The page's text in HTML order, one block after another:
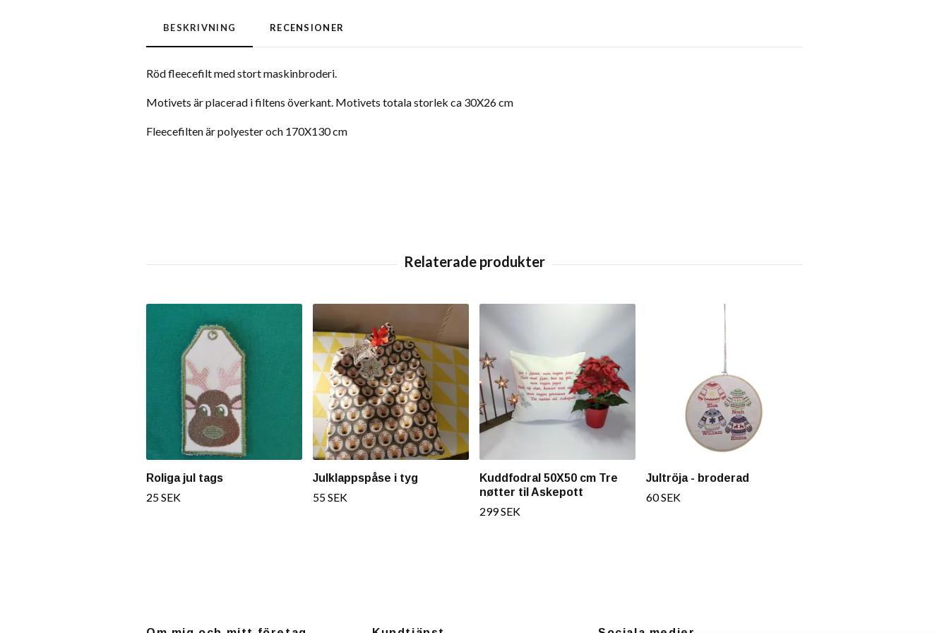
BESKRIVNING RECENSIONER
Röd fleecefilt med stort maskinbroderi.
Motivets är placerad i filtens överkant. Motivets totala storlek ca 30X26 cm
Fleecefilten är polyester och 170X130 cm
Roliga jul tags
25 SEK
Julklappspåse i tyg
55 SEK
Kuddfodral 50X50 cm Tre
nøtter til Askepott
299 SEK
Jultröja - broderad
60 SEK